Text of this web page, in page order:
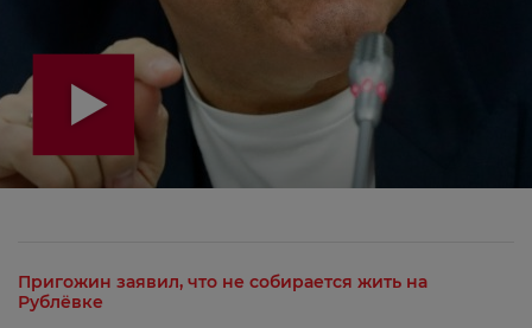
Пригожин заявил, что не собирается жить на
Рублёвке